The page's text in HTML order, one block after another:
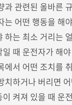
관련된 올바른
어떤 행동을 해
는 최소 거리는
때 운전자가 해
서 어떤 조치를
하거나 버리면
켜져 있을 때 운